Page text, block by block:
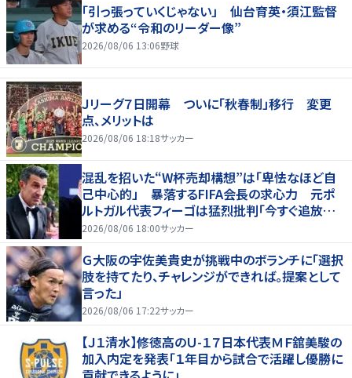
「引っ張っていくじゃない」 仙台育英・須江監督
が求める“令和のリーダー像”
2026/08/06 13:06野球
Ｊリーグ７日開幕 ついに「秋春制」移行 変更
点、メリットは
2026/08/06 18:18サッカー
混乱を招いた“W杯売却構想”は「卑怯なほど自
己中心的」 暴落するFIFA会長の求心力 元ポ
ルトガル代表フィーゴは猛烈批判「今すぐ追放す
べきだ」
2026/08/06 18:00サッカー
Ｇ大阪の宇佐美貴史が挑戦中のボランチに「選択
肢を持てたり、チャレンジができれば。提案として
言った」
2026/08/06 17:22サッカー
【Ｊ１清水】修徳高のＵ-１７日本代表ＭＦ舘美駿の
加入内定を発表「１年目から試合で活躍し優勝に